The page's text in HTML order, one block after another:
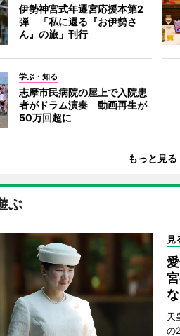
伊勢神宮式年遷宮応援本第2
弾 「私に還る『お伊勢さ
ん』の旅」刊行
学ぶ・知る
志摩市民病院の屋上で入院患
者がドラム演奏 動画再生が
50万回超に
もっと見る
ぶ
見
天
の